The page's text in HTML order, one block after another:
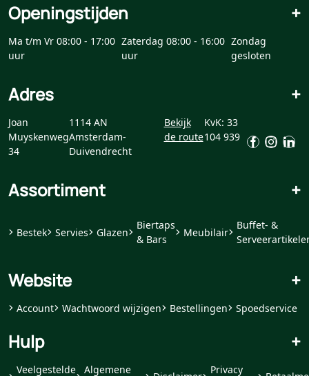
Openingstijden +
Ma t/m Vr 08:00 - 17:00
uur
Zaterdag 08:00 - 16:00
uur
Zondag
gesloten
Adres +
Joan
Muyskenweg
34
1114 AN
Amsterdam-
Duivendrecht
Bekijk
de route
KvK: 33
104 939
Assortiment +
Bestek Servies Glazen
Biertaps
& Bars
Meubilair
Buffet- &
Website +
Account Wachtwoord wijzigen Bestellingen Spoedservice
Hulp +
Veelgestelde
Algemene
Privacy